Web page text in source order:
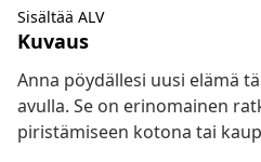
Sisältää ALV
Kuvaus
Anna pöydällesi uusi elämä
avulla. Se on erinomainen
piristämiseen kotona tai